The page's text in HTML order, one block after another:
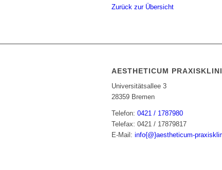
Zurück zur Übersicht
AESTHETICUM
Universitätsallee 3
28359 Bremen
Telefon: 0421 / 1787980
Telefax: 0421 / 17879817
E-Mail: info{@}aestheticum-